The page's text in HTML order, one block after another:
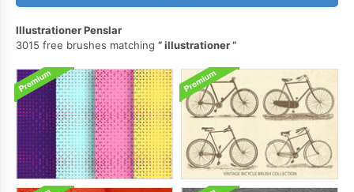
Illustrationer Penslar
3015 free brushes matching
illustrationer